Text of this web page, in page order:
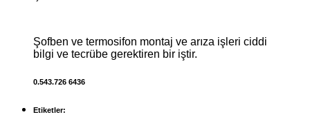
Şofben ve termosifon montaj ve arıza işleri ciddi
bilgi ve tecrübe gerektiren bir iştir.
0.543.726 6436
Etiketler: